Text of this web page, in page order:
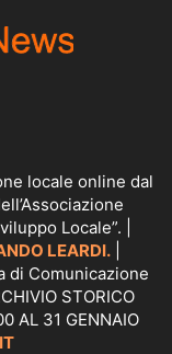
locale online dal
Locale”. |
LEARDI.
di Comunicazione
STORICO
AL 31 GENNAIO